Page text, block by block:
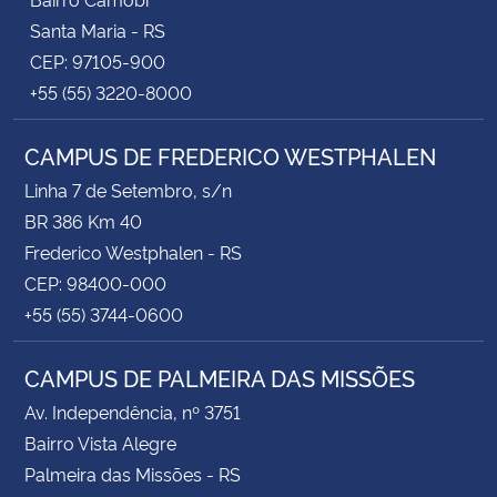
Santa Maria - RS
CEP: 97105-900
+55 (55) 3220-8000
CAMPUS DE FREDERICO WESTPHALEN
Linha 7 de Setembro, s/n
BR 386 Km 40
Frederico Westphalen - RS
CEP: 98400-000
+55 (55) 3744-0600
CAMPUS DE PALMEIRA DAS MISSÕES
Av. Independência, nº 3751
Bairro Vista Alegre
Palmeira das Missões - RS